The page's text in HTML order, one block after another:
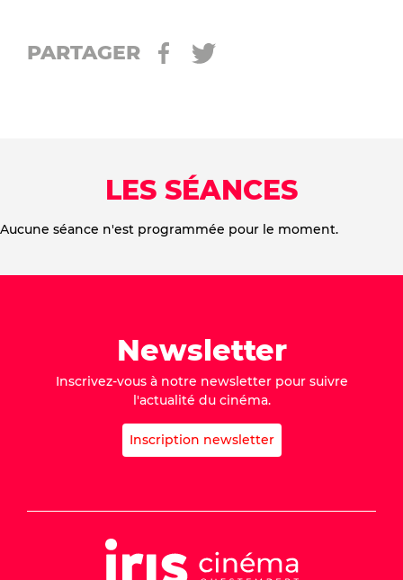
PARTAGER
LES SÉANCES
Aucune séance n'est programmée pour le moment.
Newsletter
Inscrivez-vous à notre newsletter pour suivre
l'actualité du cinéma.
Inscription newsletter